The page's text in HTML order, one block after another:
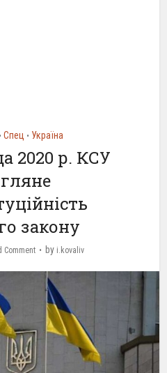
• Спец • Україна
2020 р. КСУ
закону
Comment by i.kovaliv